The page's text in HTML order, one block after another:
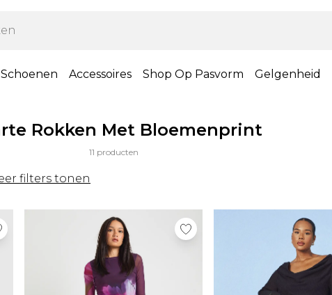
Schoenen Accessoires Shop Op Pasvorm Gelgenheid
Rokken Met Bloemenprint
11 producten
filters tonen